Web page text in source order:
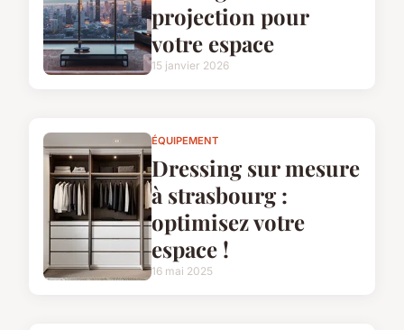
projection pour
votre espace
15 janvier 2026
ÉQUIPEMENT
Dressing sur mesure
à strasbourg :
optimisez votre
espace !
16 mai 2025